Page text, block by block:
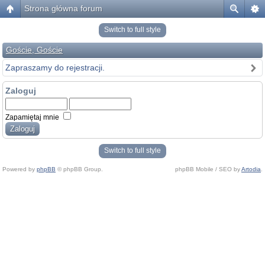
Strona główna forum
Switch to full style
Goście, Goście
Zapraszamy do rejestracji.
Zaloguj
Zapamiętaj mnie
Switch to full style
Powered by phpBB © phpBB Group. phpBB Mobile / SEO byArtodia